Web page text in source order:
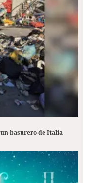
basurero de Italia